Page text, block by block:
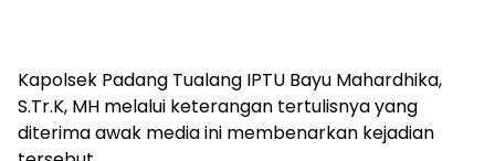
Kapolsek Padang Tualang IPTU Bayu Mahardhika,
S.Tr.K, MH melalui keterangan tertulisnya yang
diterima awak media ini membenarkan kejadian